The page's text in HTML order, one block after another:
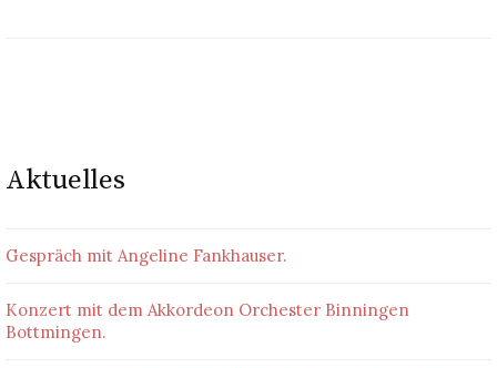
Aktuelles
Gespräch mit Angeline Fankhauser.
Konzert mit dem Akkordeon Orchester Binningen
Bottmingen.